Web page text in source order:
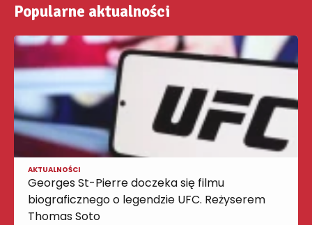
Popularne aktualności
AKTUALNOŚCI
Georges St-Pierre doczeka się filmu
biograficznego o legendzie UFC. Reżyserem
Thomas Soto